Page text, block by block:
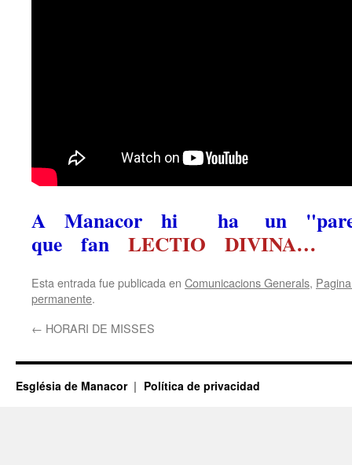
A Manacor hi ha un
que fan LECTIO DIVINA…
Esta entrada fue publicada en Comunicacions Generals,
permanente.
← HORARI DE MISSES
Església de Manacor Política de privacidad